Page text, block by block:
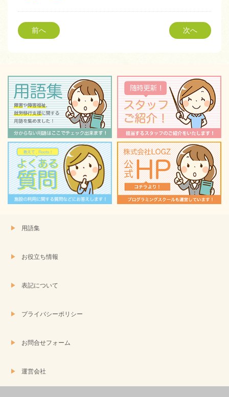
し
て
Twitter
で
共
ウ
ィ
ン
ド
ウ
で
開
き
ま
す)
す
て
く
だ
さ
い
(新
し
い
ウ
ィ
ン
ド
ウ
で
開
き
ま
す)
前へ 次へ
用語集
お役立ち情報
表記について
プライバシーポリシー
お問合せフォーム
運営会社